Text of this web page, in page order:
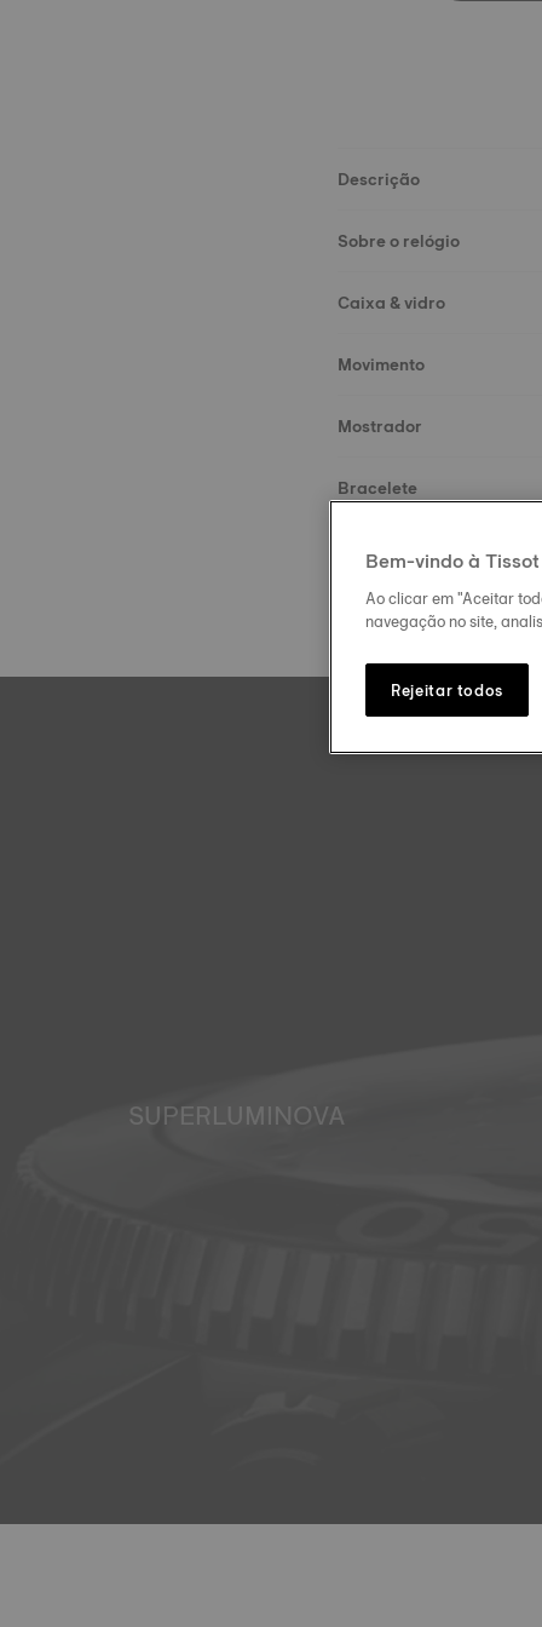
Descrição
Sobre o relógio
Caixa & vidro
Movimento
Mostrador
Bracelete
SUPERLUMINOVA
Bem-vindo à Tissot
Ao clicar em "Aceitar
navegação no site,
Rejeitar todos